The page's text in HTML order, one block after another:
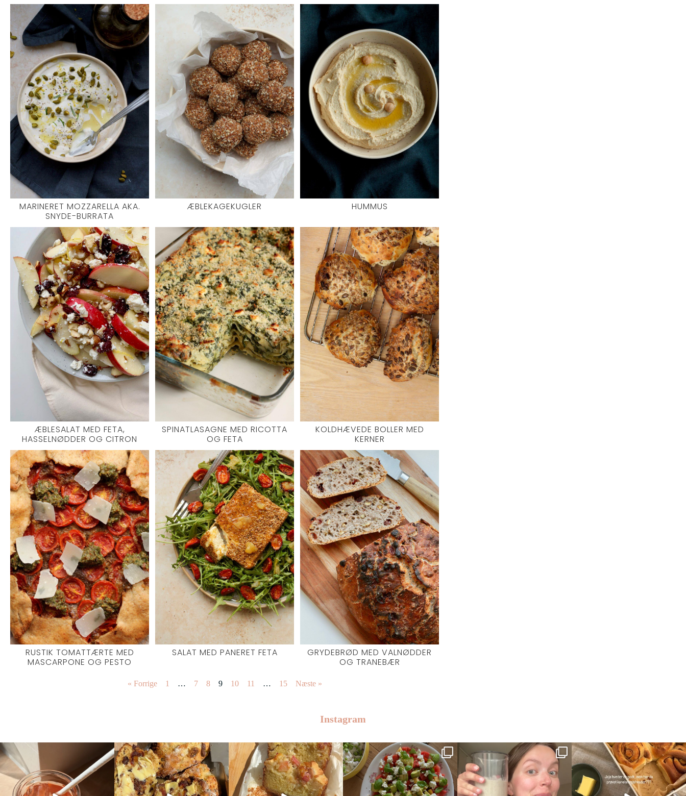
MARINERET MOZZARELLA AKA.
SNYDE-BURRATA
ÆBLEKAGEKUGLER HUMMUS
ÆBLESALAT MED FETA,
HASSELNØDDER OG CITRON
SPINATLASAGNE MED RICOTTA
OG FETA
KOLDHÆVEDE BOLLER MED
KERNER
RUSTIK TOMATTÆRTE MED
MASCARPONE OG PESTO
SALAT MED PANERET FETA
GRYDEBRØD MED VALNØDDER
OG TRANEBÆR
« Forrige 1 … 7 8 9 10 11 … 15 Næste »
Instagram